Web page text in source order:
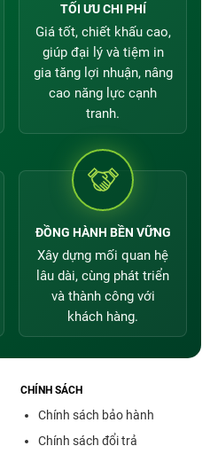
TỐI ƯU CHI PHÍ
Giá tốt, chiết khấu cao,
giúp đại lý và tiệm in
gia tăng lợi nhuận, nâng
cao năng lực cạnh
tranh.
ĐỒNG HÀNH BỀN VỮNG
Xây dựng mối quan hệ
lâu dài, cùng phát triển
và thành công với
khách hàng.
CHÍNH SÁCH
Chính sách bảo hành
Chính sách đổi trả